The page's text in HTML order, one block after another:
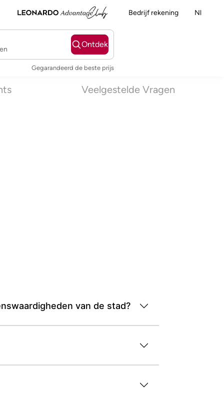
Bedrijf rekening Nl
Ontdek
Gegarandeerd de beste prijs
Veelgestelde Vragen
van de stad?